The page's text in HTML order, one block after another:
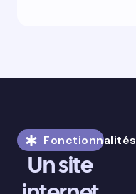
Fonctionnalités
Un site